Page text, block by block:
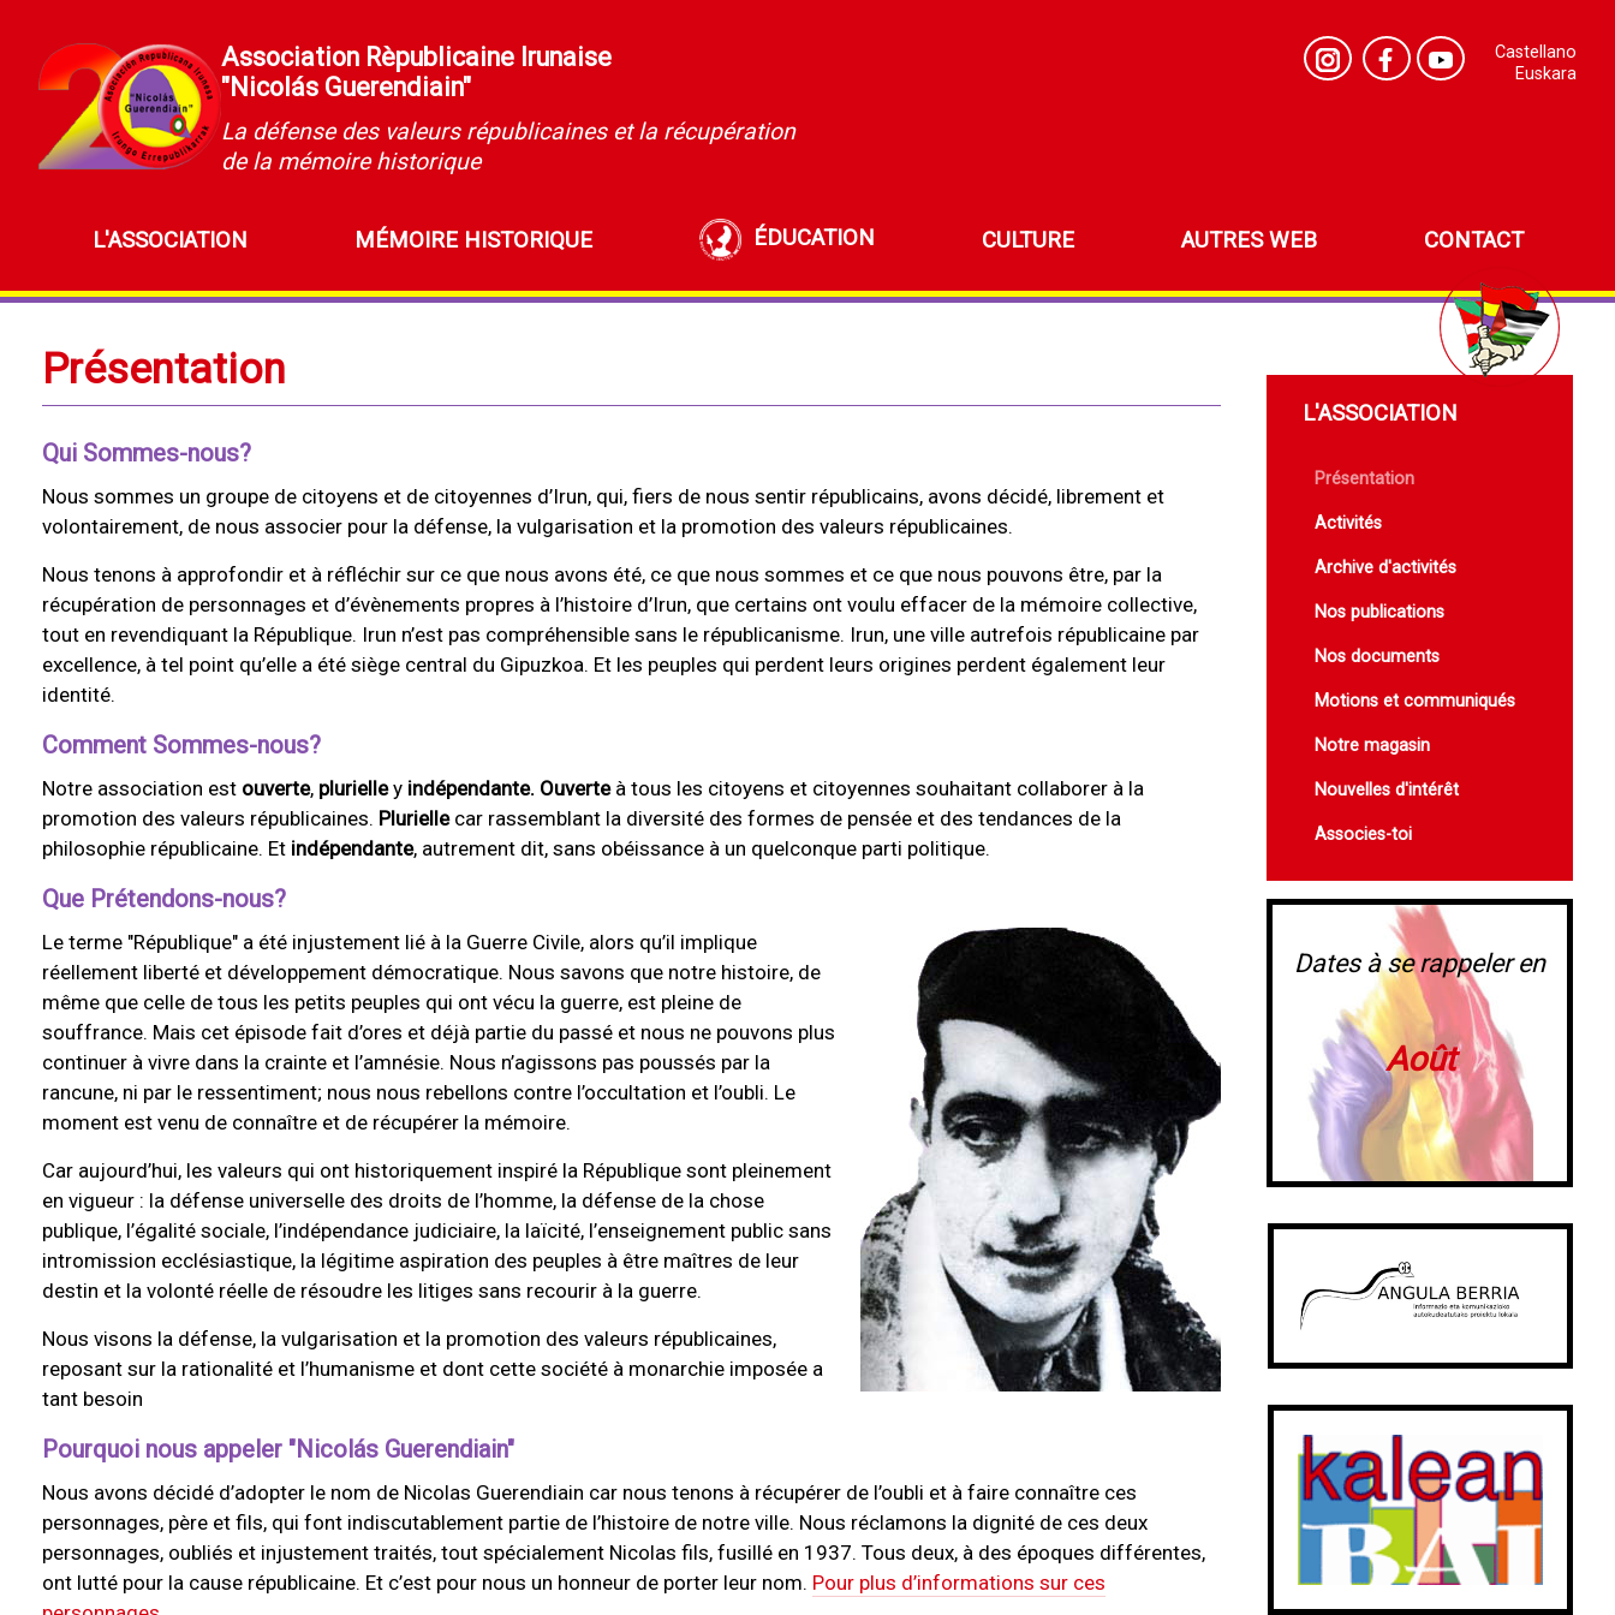
Association Rèpublicaine Irunaise
"Nicolás Guerendiain"
La défense des valeurs républicaines et la récupération
de la mémoire historique
Castellano
Euskara
L'ASSOCIATION MÉMOIRE HISTORIQUE ÉDUCATION CULTURE AUTRES WEB CONTACT
Présentation
Qui Sommes-nous?
Nous sommes un groupe de citoyens et de citoyennes d’Irun, qui, fiers de nous sentir républicains, avons décidé, librement et
volontairement, de nous associer pour la défense, la vulgarisation et la promotion des valeurs républicaines.
Nous tenons à approfondir et à réfléchir sur ce que nous avons été, ce que nous sommes et ce que nous pouvons être, par la
récupération de personnages et d’évènements propres à l’histoire d’Irun, que certains ont voulu effacer de la mémoire collective,
tout en revendiquant la République. Irun n’est pas compréhensible sans le républicanisme. Irun, une ville autrefois républicaine par
excellence, à tel point qu’elle a été siège central du Gipuzkoa. Et les peuples qui perdent leurs origines perdent également leur
identité.
Comment Sommes-nous?
Notre association est ouverte, plurielley indépendante. Ouverteà tous les citoyens et citoyennes souhaitant collaborer à la
promotion des valeurs républicaines. Pluriellecar rassemblant la diversité des formes de pensée et des tendances de la
philosophie républicaine. Et indépendante, autrement dit, sans obéissance à un quelconque parti politique.
Que Prétendons-nous?
Le terme "République" a été injustement lié à la Guerre Civile, alors qu’il implique
réellement liberté et développement démocratique. Nous savons que notre histoire, de
même que celle de tous les petits peuples qui ont vécu la guerre, est pleine de
souffrance. Mais cet épisode fait d’ores et déjà partie du passé et nous ne pouvons plus
continuer à vivre dans la crainte et l’amnésie. Nous n’agissons pas poussés par la
rancune, ni par le ressentiment; nous nous rebellons contre l’occultation et l’oubli. Le
moment est venu de connaître et de récupérer la mémoire.
Car aujourd’hui, les valeurs qui ont historiquement inspiré la République sont pleinement
en vigueur : la défense universelle des droits de l’homme, la défense de la chose
publique, l’égalité sociale, l’indépendance judiciaire, la laïcité, l’enseignement public sans
intromission ecclésiastique, la légitime aspiration des peuples à être maîtres de leur
destin et la volonté réelle de résoudre les litiges sans recourir à la guerre.
Nous visons la défense, la vulgarisation et la promotion des valeurs républicaines,
reposant sur la rationalité et l’humanisme et dont cette société à monarchie imposée a
tant besoin
Pourquoi nous appeler "Nicolás Guerendiain"
Nous avons décidé d’adopter le nom de Nicolas Guerendiain car nous tenons à récupérer de l’oubli et à faire connaître ces
personnages, père et fils, qui font indiscutablement partie de l’histoire de notre ville. Nous réclamons la dignité de ces deux
personnages, oubliés et injustement traités, tout spécialement Nicolas fils, fusillé en 1937. Tous deux, à des époques différentes,
ont lutté pour la cause républicaine. Et c’est pour nous un honneur de porter leur nom. Pour plus d’informations sur ces
L'ASSOCIATION
Présentation
Activités
Archive d'activités
Nos publications
Nos documents
Motions et communiqués
Notre magasin
Nouvelles d'intérêt
Associes-toi
Dates à se rappeler en
Août